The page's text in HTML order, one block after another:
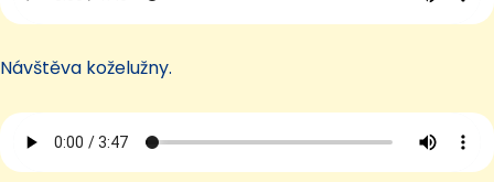
Návštěva koželužny.